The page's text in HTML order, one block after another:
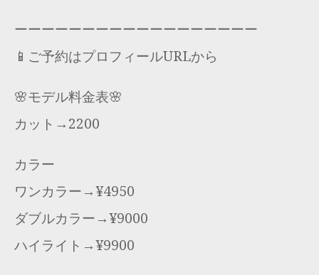
ーーーーーーーーーーーーーーーーーー
📱ご予約はプロフィールURLから
🌸モデル料金表🌸
カット→2200
カラー
ワンカラー→¥4950
ダブルカラー→¥9000
ハイライト→¥9900